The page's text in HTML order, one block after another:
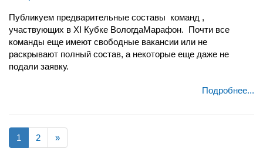
Публикуем предварительные составы команд ,
участвующих в XI Кубке ВологдаМарафон. Почти все
команды еще имеют свободные вакансии или не
раскрывают полный состав, а некоторые еще даже не
подали заявку.
Подробнее...
1 2 »